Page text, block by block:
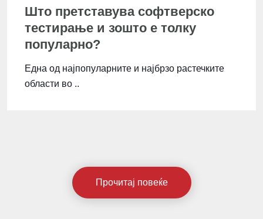
Што претставува софтверско
тестирање и зошто е толку
популарно?
Една од најпопуларните и најбрзо растечките
области во ..
Прочитај повеќе